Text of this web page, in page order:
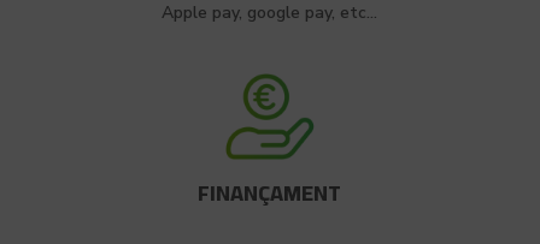
Apple pay, google pay, etc…
FINANÇAMENT